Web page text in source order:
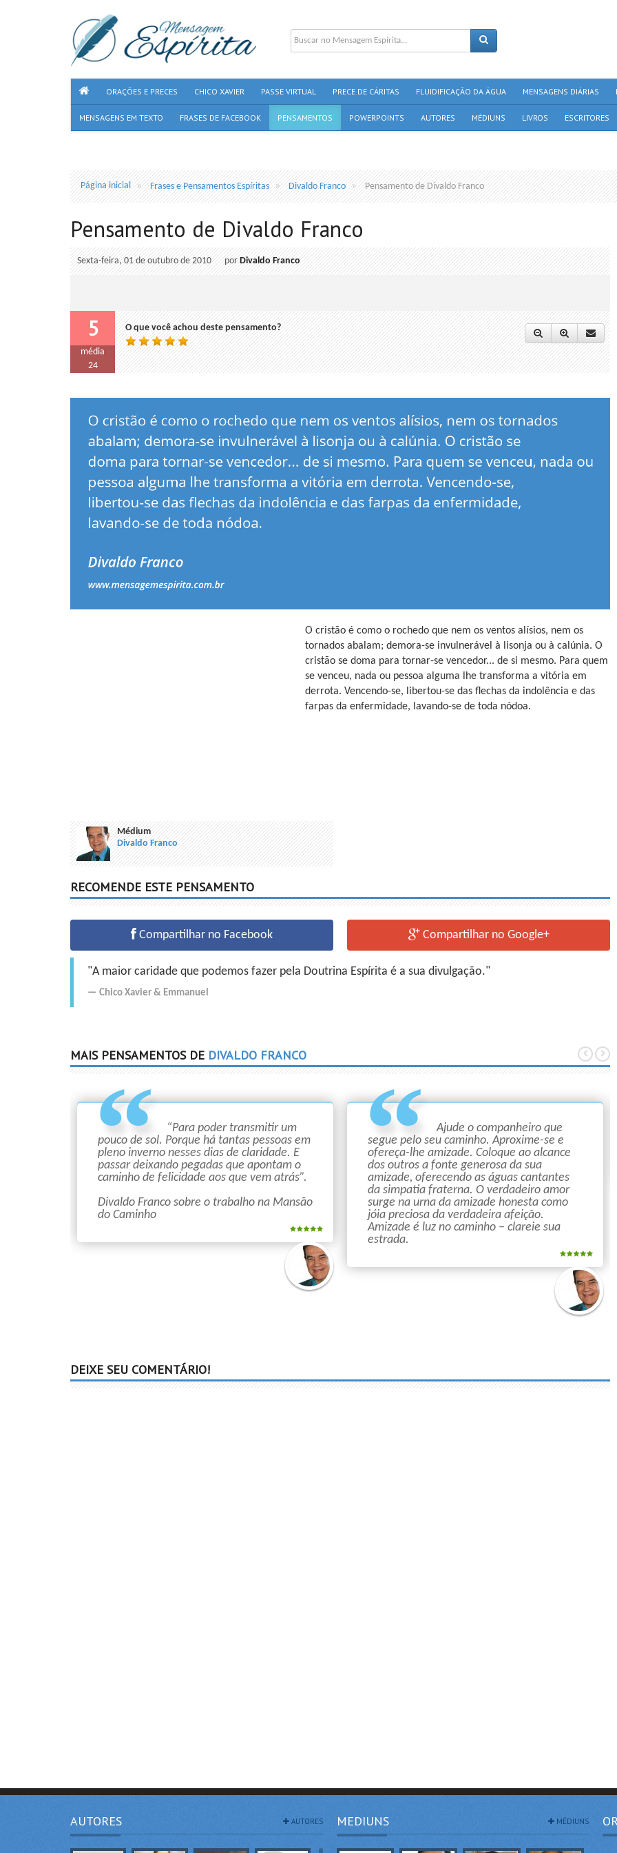
ORAÇÕES E PRECES CHICO XAVIER PASSE VIRTUAL PRECE DE CÁRITAS FLUIDIFICAÇÃO DA ÁGUA MENSAGENS DIÁRIAS
MENSAGENS EM TEXTO FRASES DE FACEBOOK PENSAMENTOS POWERPOINTS AUTORES MÉDIUNS LIVROS ESCRITORES
Página inicial Frases e Pensamentos Espíritas Divaldo Franco Pensamento de Divaldo Franco
Pensamento de Divaldo Franco
Sexta-feira, 01 de outubro de 2010 porDivaldo Franco
5
média
24
O que você achou deste pensamento?
O cristão é como o rochedo que nem os ventos alísios, nem os
tornados abalam; demora-se invulnerável à lisonja ou à calúnia. O
cristão se doma para tornar-se vencedor... de si mesmo. Para quem
se venceu, nada ou pessoa alguma lhe transforma a vitória em
derrota. Vencendo-se, libertou-se das flechas da indolência e das
farpas da enfermidade, lavando-se de toda nódoa.
Médium
Divaldo Franco
RECOMENDE ESTE PENSAMENTO
Compartilhar no Facebook Compartilhar no Google+
"A maior caridade que podemos fazer pela Doutrina Espírita é a sua divulgação."
Chico Xavier & Emmanuel
MAIS PENSAMENTOS DE DIVALDO FRANCO
“Para poder transmitir um
pouco de sol. Porque há tantas pessoas em
pleno inverno nesses dias de claridade. E
passar deixando pegadas que apontam o
caminho de felicidade aos que vem atrás”.
Divaldo Franco sobre o trabalho na Mansão
do Caminho
Ajude o companheiro que
segue pelo seu caminho. Aproxime-se e
ofereça-lhe amizade. Coloque ao alcance
dos outros a fonte generosa da sua
amizade, oferecendo as águas cantantes
da simpatia fraterna. O verdadeiro amor
surge na urna da amizade honesta como
jóia preciosa da verdadeira afeição.
Amizade é luz no caminho – clareie sua
estrada.
DEIXE SEU COMENTÁRIO!
AUTORES AUTORES MEDIUNS MÉDIUNS